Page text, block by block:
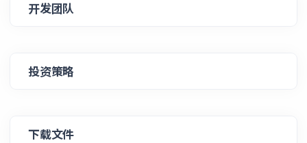
开发团队
投资策略
下载文件